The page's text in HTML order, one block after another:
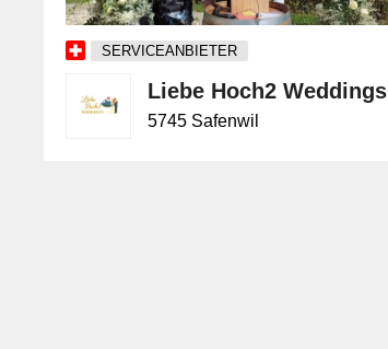
SERVICEANBIETER
Liebe Hoch2 Weddings
5745 Safenwil